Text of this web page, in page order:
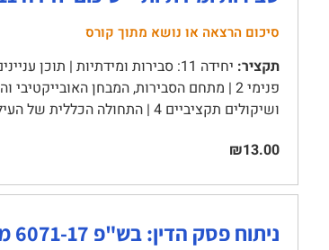
סיכום הרצאה או נושא מתוך קורס
תקציר:
ושיקולים תקציביים 4 | התחולה הכללית של העילה …
₪13.00
ניתוח פסק הדין: בש"פ 6071-17 מדינת ישראל נ. פישר רונאל